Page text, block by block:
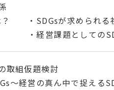
？ ・SDGsが求められる
・経営課題としての
取組仮題検討
～経営の真ん中で捉える